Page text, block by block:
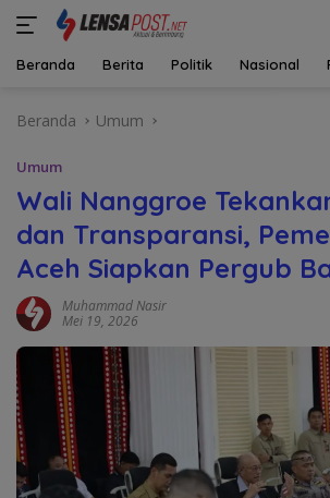
Beranda Berita Politik Nasional
Beranda Umum
Umum
Wali Nanggroe
dan Transparansi,
Aceh Siapkan Pergub
Muhammad Nasir
Mei 19, 2026